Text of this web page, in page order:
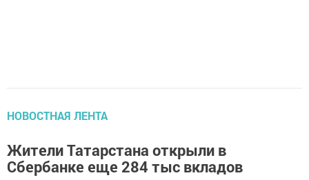
НОВОСТНАЯ ЛЕНТА
Жители Татарстана открыли в
Сбербанке еще 284 тыс вкладов